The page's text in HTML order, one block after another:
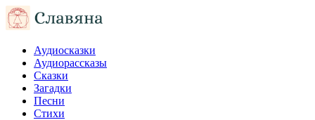
Аудиосказки
Аудиорассказы
Сказки
Загадки
Песни
Стихи